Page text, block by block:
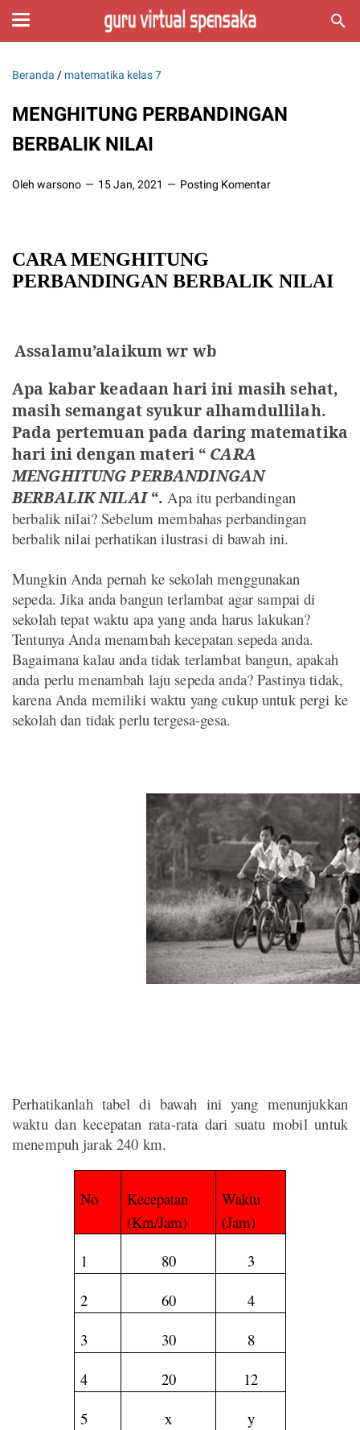
Beranda / matematika kelas 7
MENGHITUNG PERBANDINGAN
BERBALIK NILAI
Oleh warsono 15 Jan, 2021 Posting Komentar
CARA MENGHITUNG
PERBANDINGAN BERBALIK NILAI
Assalamu’alaikum wr wb
Apa kabar keadaan hari ini masih sehat,
masih semangat syukur alhamdullilah.
Pada pertemuan pada daring matematika
hari ini dengan materi “ CARA
MENGHITUNG PERBANDINGAN
BERBALIK NILAI“. Apa itu perbandingan
berbalik nilai? Sebelum membahas perbandingan
berbalik nilai perhatikan ilustrasi di bawah ini.
Mungkin Anda pernah ke sekolah menggunakan
sepeda. Jika anda bangun terlambat agar sampai di
sekolah tepat waktu apa yang anda harus lakukan?
Tentunya Anda menambah kecepatan sepeda anda.
Bagaimana kalau anda tidak terlambat bangun, apakah
anda perlu menambah laju sepeda anda? Pastinya tidak,
karena Anda memiliki waktu yang cukup untuk pergi ke
sekolah dan tidak perlu tergesa-gesa.
Perhatikanlah tabel di bawah ini yang menunjukkan
waktu dan kecepatan rata-rata dari suatu mobil untuk
menempuh jarak 240 km.
No
Kecepatan
(Km/Jam)
Waktu
(Jam)
1
80
3
2
60
4
3
30
8
4
20
12
5
x y